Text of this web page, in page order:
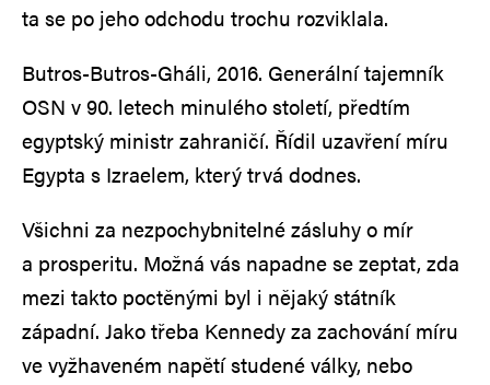
ta se po jeho odchodu trochu rozviklala.
Butros-Butros-Gháli, 2016. Generální tajemník
OSN v 90. letech minulého století, předtím
egyptský ministr zahraničí. Řídil uzavření míru
Egypta s Izraelem, který trvá dodnes.
Všichni za nezpochybnitelné zásluhy o mír
a prosperitu. Možná vás napadne se zeptat, zda
mezi takto poctěnými byl i nějaký státník
západní. Jako třeba Kennedy za zachování míru
ve vyžhaveném napětí studené války, nebo